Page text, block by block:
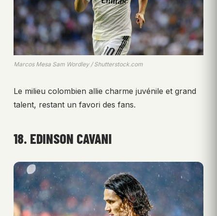
Marcos Mesa Sam Wordley / Shutterstock.com
Le milieu colombien allie charme juvénile et grand
talent, restant un favori des fans.
18. EDINSON CAVANI